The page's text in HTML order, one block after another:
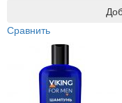
Сравнить